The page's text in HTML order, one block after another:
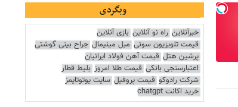
وبگردی
خبرآنلاین راه نو آنلاین بازی آنلاین
قیمت تلویزیون سونی مبل مینیمال جراح بینی گوشتی
پرشین هتل قیمت آهن فولاد ایرانیان
اعتبارسنجی بانکی قیمت طلا امروز بلیط قطار
شرکت رادوکو قیمت پروفیل سایت یوتوتایمز
خرید اکانت chatgpt